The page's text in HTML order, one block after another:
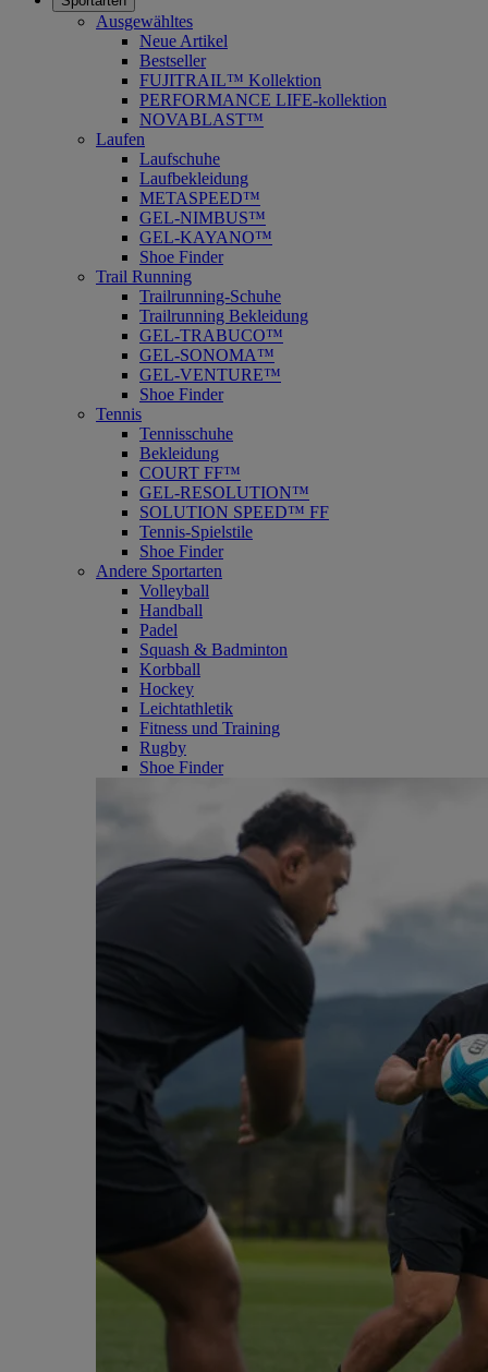
Ausgewähltes
Neue Artikel
Bestseller
FUJITRAIL™ Kollektion
PERFORMANCE LIFE-kollektion
NOVABLAST™
Laufen
Laufschuhe
Laufbekleidung
METASPEED™
GEL-NIMBUS™
GEL-KAYANO™
Shoe Finder
Trail Running
Trailrunning-Schuhe
Trailrunning Bekleidung
GEL-TRABUCO™
GEL-SONOMA™
GEL-VENTURE™
Shoe Finder
Tennis
Tennisschuhe
Bekleidung
COURT FF™
GEL-RESOLUTION™
SOLUTION SPEED™ FF
Tennis-Spielstile
Shoe Finder
Andere Sportarten
Volleyball
Handball
Padel
Squash & Badminton
Korbball
Hockey
Leichtathletik
Fitness und Training
Rugby
Shoe Finder